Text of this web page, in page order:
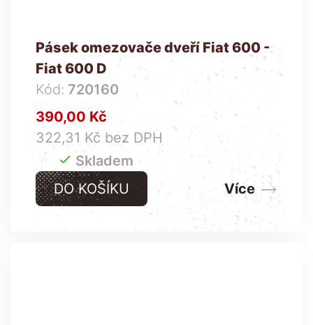
Pásek omezovače dveří Fiat 600 -
Fiat 600 D
Kód: 720160
Cena
390,00 Kč
322,31 Kč bez DPH
 Skladem
DO KOŠÍKU
Více